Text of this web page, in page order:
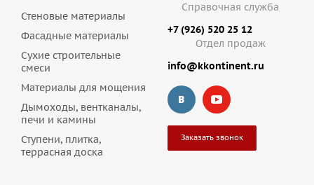
Стеновые материалы
Фасадные материалы
Сухие строительные
смеси
Материалы для мощения
Дымоходы, вентканалы,
печи и камины
Ступени, плитка,
террасная доска
Справочная служба
+7 (926) 520 25 12
Отдел продаж
info@kkontinent.ru
Заказать звонок